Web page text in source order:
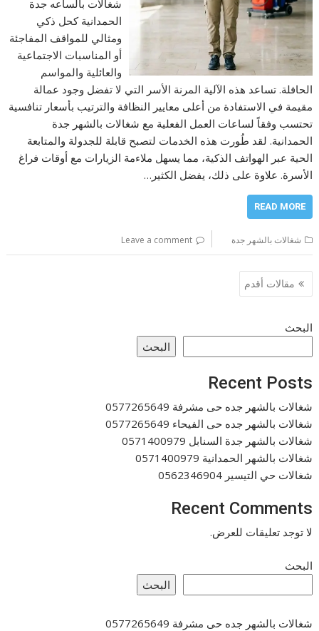
شغالات بالساعه جدة
الحمدانية كحل ذكي
ومثالي للمواقف المفاجئة
أو المناسبات الاجتماعية
والعائلية والمواسم
الحافلة. تساعد هذه الآلية المرنة الأسر التي لا تفضل وجود عمالة
مقيمة في الاستفادة من أعلى معايير النظافة والترتيب بأسعار تنافسية
تحتسب وفقاً لساعات العمل الفعلية مع شغالات بالشهر جدة
الحمدانية. لقد طُورت هذه الخدمات لتصبح قابلة للجدولة والمتابعة
الحية عبر الهواتف الذكية، مما يسهل ملاءمة الزيارات مع أوقات فراغ
الأسرة. علاوة على ذلك، يفضل الكثير…
READ MORE
شغالات بالشهر جدة Leave a comment
تصفّح
المقالات
مقالات أقدم
البحث
البحث
Recent Posts
شغالات بالشهر جده حى مشرفة 0577265649
شغالات بالشهر جده حى الفيحاء 0577265649
شغالات بالشهر جدة السنابل 0571400979
شغالات بالشهر الحمدانية 0571400979
شغالات حي التيسير 0562346904
Recent Comments
لا توجد تعليقات للعرض.
البحث
البحث
شغالات بالشهر جده حى مشرفة 0577265649